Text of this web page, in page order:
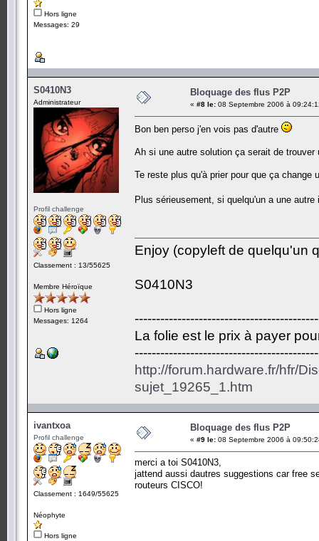
Hors ligne
Messages: 29
S0410N3
Administrateur
Profil challenge
Classement : 13/55625
Membre Héroïque
Hors ligne
Messages: 1264
Bloquage des flus P2P
« #8 le: 08 Septembre 2006 à
Bon ben perso j'en vois pas d'autre
Ah si une autre solution ça serait de
Te reste plus qu'à prier pour que ça change
Plus sérieusement, si quelqu'un a une
Enjoy (copyleft de quelqu'un
S0410N3
La folie est le prix à payer
http://forum.hardware.fr/hfr/
sujet_19265_1.htm
ivantxoa
Profil challenge
Classement : 1649/55625
Néophyte
Hors ligne
Bloquage des flus P2P
« #9 le: 08 Septembre 2006 à
merci a toi S0410N3,
jattend aussi dautres suggestions car free
routeurs CISCO!